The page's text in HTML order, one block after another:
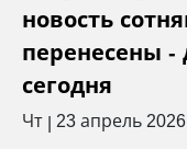
новость
перенесены -
сегодня
Чт 23 апрель 2026